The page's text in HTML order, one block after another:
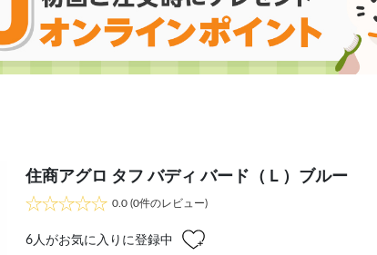
住商アグロ タフ バディ バード（Ｌ）ブルー
0.0 (0件のレビュー)
6人がお気に入りに登録中